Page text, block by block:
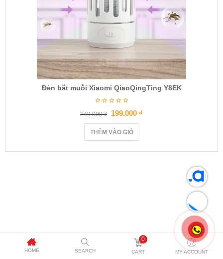
Đèn bắt muỗi Xiaomi QiaoQingTing Y8EK
249.000₫ 199.000 ₫
THÊM VÀO GIỎ
HOME SEARCH
0
CART MY ACCOUNT